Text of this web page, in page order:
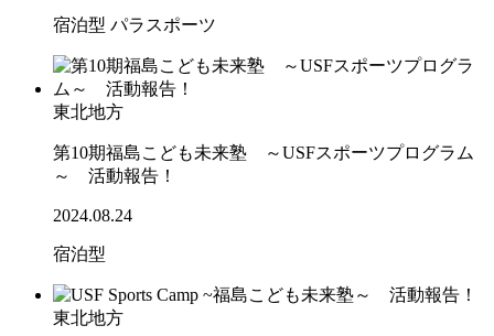
宿泊型 パラスポーツ
東北地方
第10期福島こども未来塾 ～USFスポーツプログラム
～ 活動報告！
2024.08.24
宿泊型
東北地方